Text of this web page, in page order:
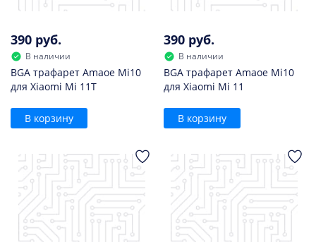
390 руб.
В наличии
BGA трафарет Amaoe Mi10
для Xiaomi Mi 11T
В корзину
390 руб.
В наличии
BGA трафарет Amaoe Mi10
для Xiaomi Mi 11
В корзину